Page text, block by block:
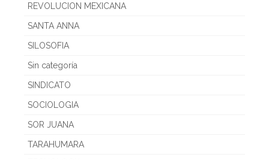
REVOLUCION MEXICANA
SANTA ANNA
SILOSOFIA
Sin categoría
SINDICATO
SOCIOLOGIA
SOR JUANA
TARAHUMARA